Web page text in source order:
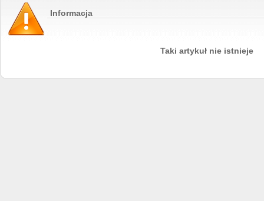
Informacja
Taki artykuł nie istnieje